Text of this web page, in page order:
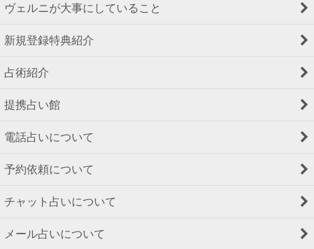
ヴェルニが大事にしていること
新規登録特典紹介
占術紹介
提携占い館
電話占いについて
予約依頼について
チャット占いについて
メール占いについて